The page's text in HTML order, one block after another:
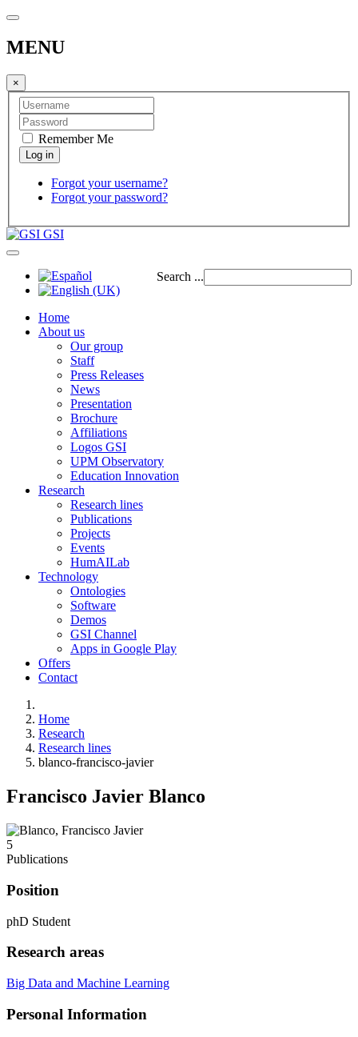
MENU
×
Remember Me
Forgot your username?
Forgot your password?
GSI
Search ...
Home
About us
Our group
Staff
Press Releases
News
Presentation
Brochure
Affiliations
Logos GSI
UPM Observatory
Education Innovation
Research
Research lines
Publications
Projects
Events
HumAILab
Technology
Ontologies
Software
Demos
GSI Channel
Apps in Google Play
Offers
Contact
Home
Research
Research lines
blanco-francisco-javier
Francisco Javier Blanco
5
Publications
Position
phD Student
Research areas
Big Data and Machine Learning
Personal Information